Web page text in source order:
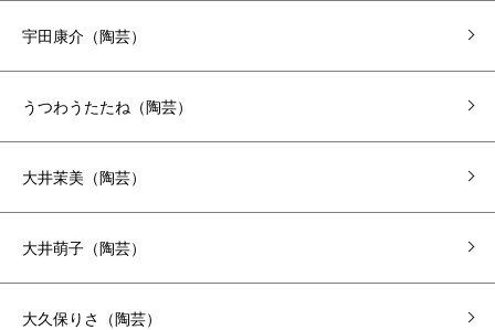
宇田康介（陶芸）
うつわうたたね（陶芸）
大井茉美（陶芸）
大井萌子（陶芸）
大久保りさ（陶芸）